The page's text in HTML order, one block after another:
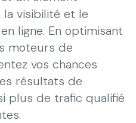
visibilité et le
ligne. En optimisant
moteurs de
vos chances
résultats de
plus de trafic qualifié